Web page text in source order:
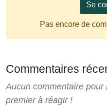
Se
Pas encore de
Commentaires
Aucun commentaire
premier à réagir !